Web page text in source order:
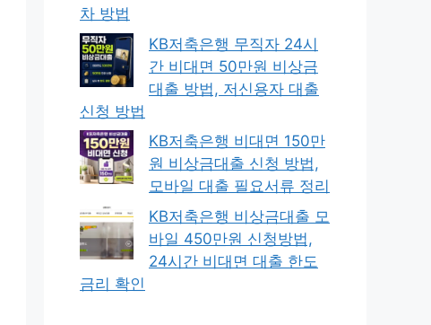
차 방법
KB저축은행 무직자 24시
간 비대면 50만원 비상금
대출 방법, 저신용자 대출
신청 방법
KB저축은행 비대면 150만
원 비상금대출 신청 방법,
모바일 대출 필요서류 정리
KB저축은행 비상금대출 모
바일 450만원 신청방법,
24시간 비대면 대출 한도
금리 확인